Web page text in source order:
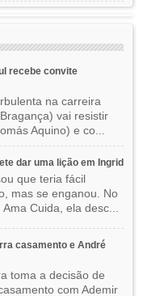
recebe convite
na carreira
vai resistir
Aquino) e co...
dar uma lição em Ingrid
que teria fácil
mas se enganou. No
Cuida, ela desc...
casamento e André
toma a decisão de
com Ademir